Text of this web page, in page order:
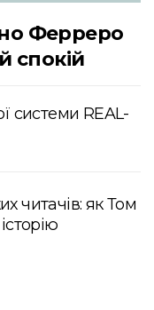
Ферреро
спокій
системи REAL-
читачів: як Том